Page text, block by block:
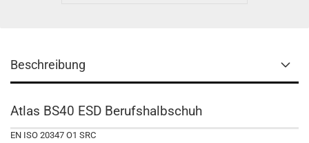
Beschreibung
Atlas BS40 ESD Berufshalbschuh
EN ISO 20347 O1 SRC